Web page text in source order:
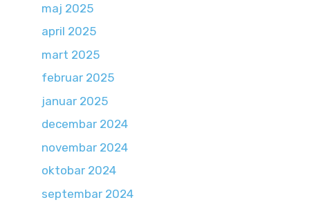
maj 2025
april 2025
mart 2025
februar 2025
januar 2025
decembar 2024
novembar 2024
oktobar 2024
septembar 2024